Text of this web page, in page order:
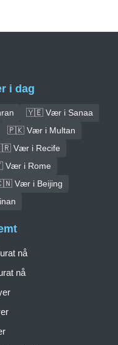
i dag
🇾🇪 Vær i Sanaa
🇵🇰 Vær i Multan
Vær i Recife
i Rome
Vær i Beijing
nå
nå